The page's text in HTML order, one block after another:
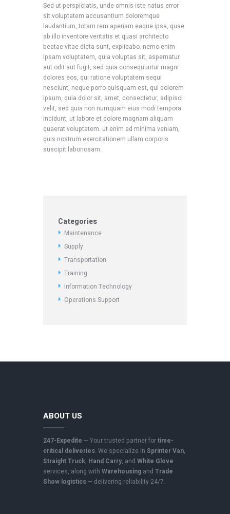
Sed ut perspiciatis, unde omnis iste natus error
sit voluptatem accusantium doloremque
laudantium, totam rem aperiam eaque ipsa, quae
ab illo inventore veritatis et quasi architecto
beatae vitae dicta sunt, explicabo. nemo enim
ipsam voluptatem, quia voluptas sit, aspernatur
aut odit aut fugit, sed quia consequuntur magni
dolores eos, qui ratione voluptatem sequi
nesciunt, neque porro quisquam est, qui dolorem
ipsum, quia dolor sit, amet, consectetur, adipisci
velit, sed quia non numquam eius modi tempora
incidunt, ut labore et dolore magnam aliquam
quaerat voluptatem. ut enim ad minima veniam,
quis nostrum exercitationem ullam corporis
suscipit laboriosam.
Categories
Maintenance
Supply
Transportation
Training
Information Technology
Operations Support
ABOUT US
247-Expedite — Your trusted partner fortime-
critical deliveries. We specialize in Sprinter Van,
Straight Truck, Hand Carry, and White Glove
services, along with Warehousing and Trade
Show logistics— delivering reliability 24/7.